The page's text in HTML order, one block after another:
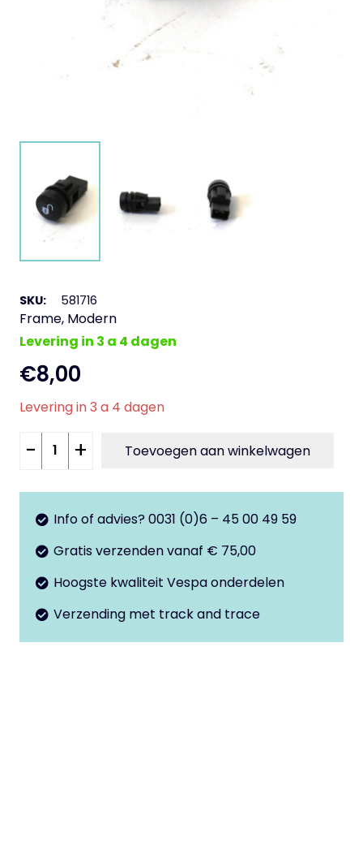
SKU: 581716
Frame, Modern
Levering in 3 a 4 dagen
€8,00
Levering in 3 a 4 dagen
Schakelaar
zadelslot
aantal
- + Toevoegen aan winkelwagen
Info of advies? 0031 (0)6 – 45 00 49 59
Gratis verzenden vanaf € 75,00
Hoogste kwaliteit Vespa onderdelen
Verzending met track and trace